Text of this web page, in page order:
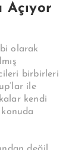
Açıyor
olarak
birbirleri
ile
kendi